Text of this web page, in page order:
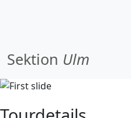
Sektion Ulm